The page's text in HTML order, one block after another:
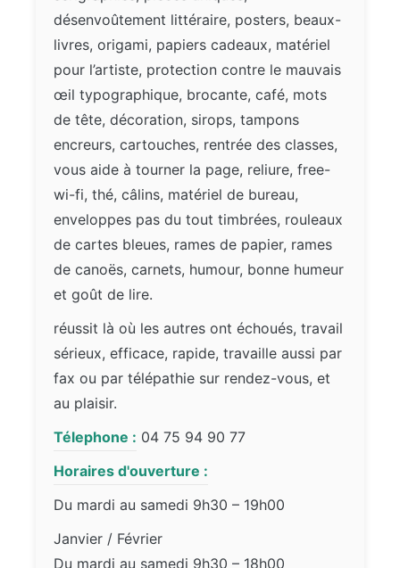
désenvoûtement littéraire, posters, beaux-
livres, origami, papiers cadeaux, matériel
pour l’artiste, protection contre le mauvais
œil typographique, brocante, café, mots
de tête, décoration, sirops, tampons
encreurs, cartouches, rentrée des classes,
vous aide à tourner la page, reliure, free-
wi-fi, thé, câlins, matériel de bureau,
enveloppes pas du tout timbrées, rouleaux
de cartes bleues, rames de papier, rames
de canoës, carnets, humour, bonne humeur
et goût de lire.
réussit là où les autres ont échoués, travail
sérieux, efficace, rapide, travaille aussi par
fax ou par télépathie sur rendez-vous, et
au plaisir.
Télephone : 04 75 94 90 77
Horaires d'ouverture :
Du mardi au samedi 9h30 – 19h00
Janvier / Février
Du mardi au samedi 9h30 – 18h00